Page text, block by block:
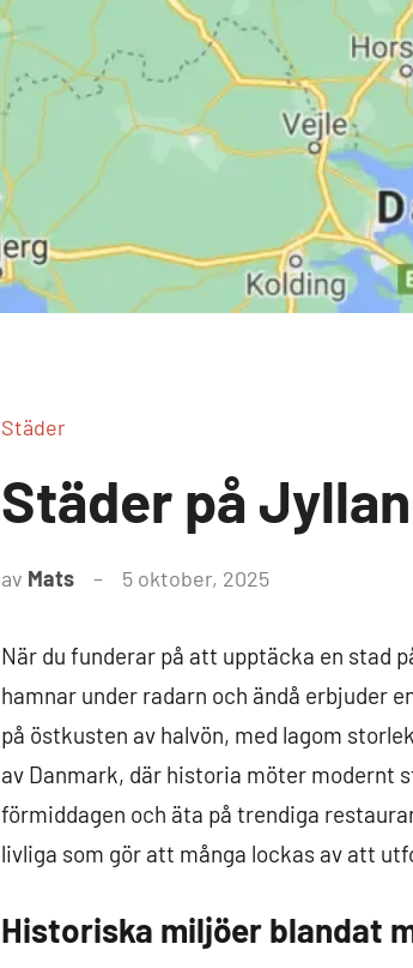
Städer
Städer på
av Mats 5 oktober, 2025
När du funderar på att upptäcka en stad
hamnar under radarn och ändå erbjuder
på östkusten av halvön, med lagom
av Danmark, där historia möter modernt
förmiddagen och äta på trendiga
livliga som gör att många lockas av att
Historiska miljöer blandat